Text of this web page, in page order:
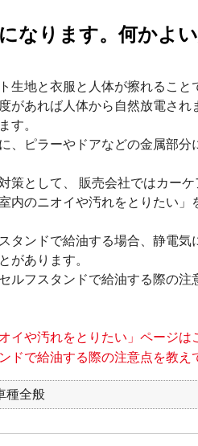
なります。何かよ
生地と衣服と人体が擦れること
があれば人体から自然放電さ
す。
、ピラーやドアなどの金属部
策として、 販売会社ではカー
内のニオイや汚れをとりたい」
タンドで給油する場合、静電
があります。
ルフスタンドで給油する際の注
イや汚れをとりたい」ページは
ドで給油する際の注意点を教え
種全般